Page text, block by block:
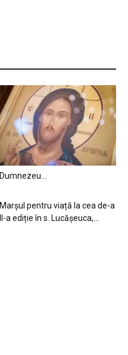
Dumnezeu…
Marșul pentru viață la cea de-a
II-a ediție în s. Lucășeuca,...